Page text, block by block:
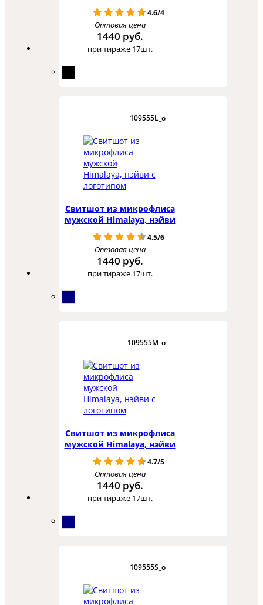
4.6/4
Оптовая цена
1440 руб.
при тираже 17шт.
109555L_o
Свитшот из микрофлиса
мужской Himalaya, нэйви
4.5/6
Оптовая цена
1440 руб.
при тираже 17шт.
109555M_o
Свитшот из микрофлиса
мужской Himalaya, нэйви
4.7/5
Оптовая цена
1440 руб.
при тираже 17шт.
109555S_o